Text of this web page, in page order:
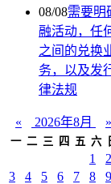
08/08需要明
融活动，任
之间的兑换
务，以及发
律法规
« 2026年8月 »
一 二 三 四 五 六
1
2
3
4 5 6 7 8
9